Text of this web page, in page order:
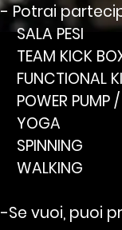
- Potrai
SALA PESI
TEAM KICK
FUNCTIONAL
POWER PUMP
YOGA
SPINNING
WALKING
-Se vuoi, puoi